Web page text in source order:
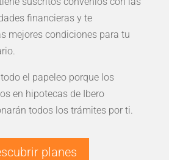
financieras y te
mejores condiciones para tu
el papeleo porque los
en hipotecas de Ibero
todos los trámites por ti.
planes